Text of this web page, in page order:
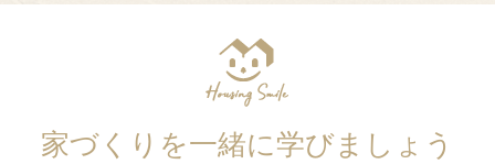
家づくりを一緒に学びましょう